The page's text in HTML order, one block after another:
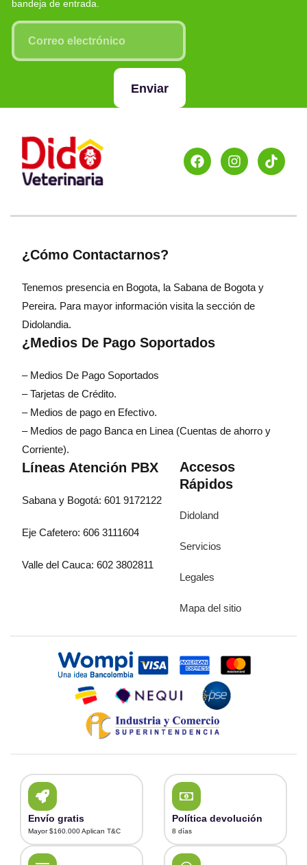
bandeja de entrada.
Enviar
¿Cómo Contactarnos?
Tenemos presencia en Bogota, la Sabana de Bogota y
Pereira. Para mayor información visita la sección de
Didolandia.
¿Medios De Pago Soportados
– Medios De Pago Soportados
– Tarjetas de Crédito.
– Medios de pago en Efectivo.
– Medios de pago Banca en Linea (Cuentas de ahorro y
Corriente).
Líneas Atención PBX
Sabana y Bogotá: 601 9172122
Eje Cafetero: 606 3111604
Valle del Cauca: 602 3802811
Accesos
Rápidos
Didoland
Servicios
Legales
Mapa del sitio
Envío gratis
Mayor $160.000 Aplican T&C
Política devolución
8 días